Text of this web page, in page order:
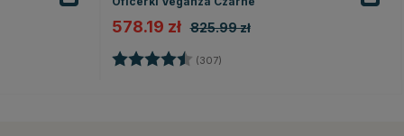
578.19 zł 825.99 zł
Ocena: (307)